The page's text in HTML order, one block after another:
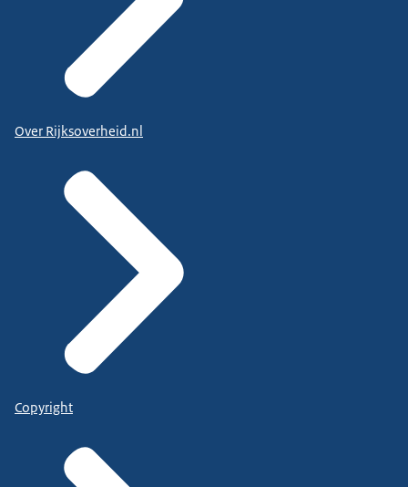
Over Rijksoverheid.nl
Copyright